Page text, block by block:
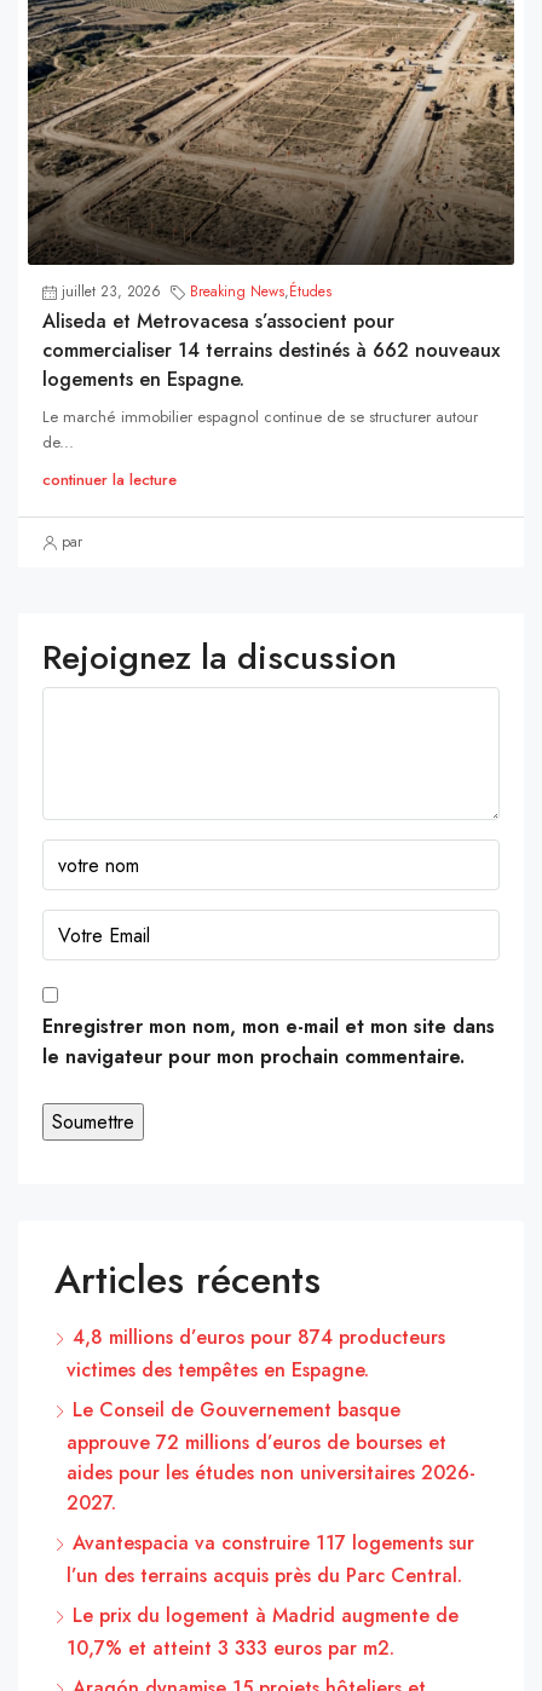
juillet 23, 2026 Breaking News,Études
Aliseda et Metrovacesa s’associent pour
commercialiser 14 terrains destinés à 662 nouveaux
logements en Espagne.
Le marché immobilier espagnol continue de se structurer autour
de...
continuer la lecture
par
Rejoignez la discussion
Enregistrer mon nom, mon e-mail et mon site dans
le navigateur pour mon prochain commentaire.
Articles récents
4,8 millions d’euros pour 874 producteurs
victimes des tempêtes en Espagne.
Le Conseil de Gouvernement basque
approuve 72 millions d’euros de bourses et
aides pour les études non universitaires 2026-
2027.
Avantespacia va construire 117 logements sur
l’un des terrains acquis près du Parc Central.
Le prix du logement à Madrid augmente de
10,7% et atteint 3 333 euros par m2.